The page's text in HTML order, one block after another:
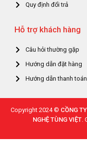
Quy định đổi trả
Hỗ trợ khách hàng
Câu hỏi thường gặp
Hướng dẫn đặt hàng
Hướng dẫn thanh toán
Copyright 2024 © CỒNG
NGHỆ TÙNG VIỆT